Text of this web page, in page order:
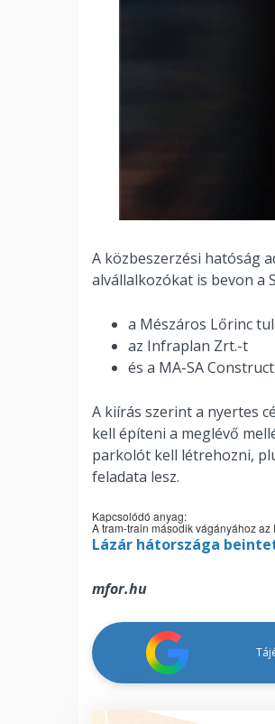
A közbeszerzési hatóság
alvállalkozókat is bevon a
a Mészáros Lőrinc
az Infraplan Zrt.-t
és a MA-SA
A kiírás szerint a nyertes
kell építeni a meglévő
parkolót kell létrehozni,
feladata lesz.
Kapcsolódó anyag:
A tram-train második vágányához
Lázár hátországa
mfor.hu